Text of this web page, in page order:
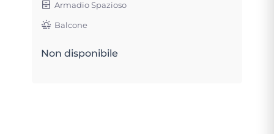
Armadio Spazioso
Balcone
Non disponibile